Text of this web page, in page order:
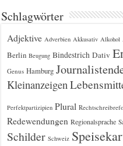
Schlagwörter
Adjektive Adverbien Akkusativ Alkohol
Berlin Beugung Bindestrich Dativ
Genus Hamburg
Kleinanzeigen
Perfektpartizipien Plural
Redewendungen Regionalsprache
Schilder Schweiz